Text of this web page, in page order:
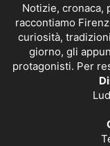
Notizie, cronaca,
raccontiamo
curiosità,
giorno, gli
protagonisti. Per